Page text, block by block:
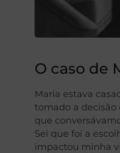
O caso de
Maria estava
tomado a decisão
que
Sei que foi a
impactou minha